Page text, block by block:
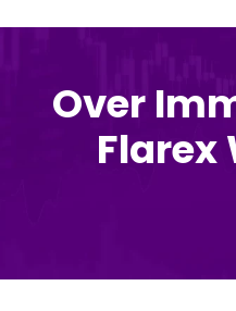
Over
Flarex